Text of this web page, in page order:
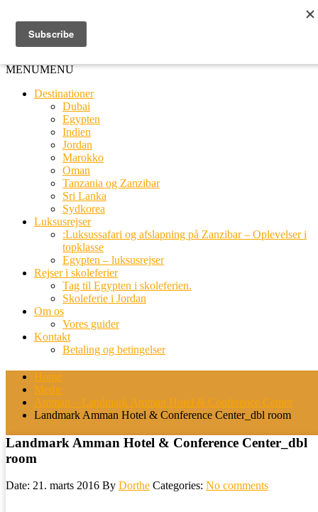
MENUMENU
Destinationer
Dubai
Egypten
Indien
Jordan
Marokko
Oman
Tanzania og Zanzibar
Sri Lanka
Sydkorea
Luksusrejser
:Luksussafari og afslapning på Zanzibar – Oplevelser i
topklasse
Egypten – luksusrejser
Rejser i skoleferier
Tag til Egypten i skoleferien.
Skoleferie i Jordan
Om os
Vores guider
Kontakt
Betaling og betingelser
Home
Medie
Amman – Landmark Amman Hotel & Conference Center
Landmark Amman Hotel & Conference Center_dbl room
Landmark Amman Hotel & Conference Center_dbl
room
Date: 21. marts 2016 By Dorthe Categories: No comments